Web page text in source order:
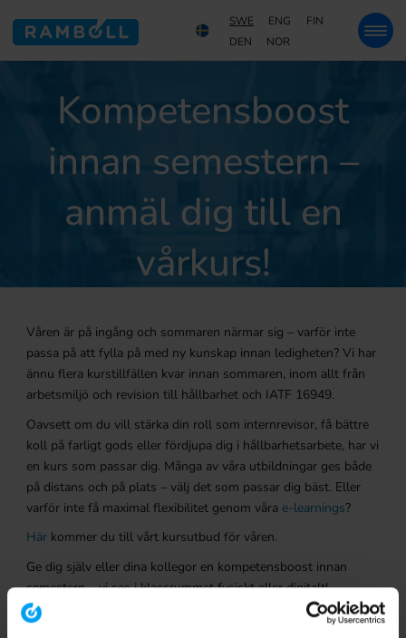
SWE ENG
FIN
DEN
NOR
Kompetensboost
innan semestern –
anmäl dig till en
vårkurs!
Våren är på ingång och sommaren närmar sig – varför inte
passa på att fylla på med ny kunskap innan ledigheten? Vi har
ännu flera kurstillfällen kvar innan sommaren, inom allt från
arbetsmiljö och revision till hållbarhet och IATF 16949.
Oavsett om du vill stärka din roll som internrevisor, få bättre
koll på farligt gods eller fördjupa dig i hållbarhetsarbete, har vi
en kurs som passar dig. Många av våra utbildningar ges både
på distans och på plats – välj det som passar dig bäst. Eller
varför inte få maximal flexibilitet genom våra e-learnings?
Härkommer du till vårt kursutbud för våren.
Ge dig själv eller dina kollegor en kompetensboost innan
semestern – vi ses i klassrummet fysiskt eller digitalt!